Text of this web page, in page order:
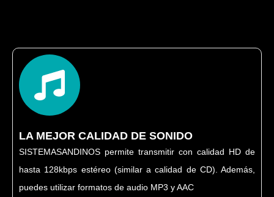
LA MEJOR CALIDAD DE SONIDO
SISTEMASANDINOS permite transmitir con calidad HD de
hasta 128kbps estéreo (similar a calidad de CD). Además,
puedes utilizar formatos de audio MP3 y AAC